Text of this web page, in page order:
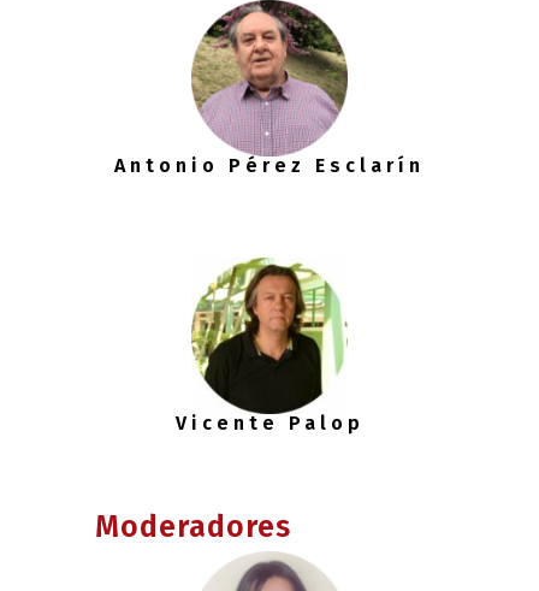
Antonio Pérez Esclarín
Vicente Palop
Moderadores